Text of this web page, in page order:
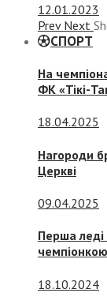
12.01.2023
Prev Next
СПОРТ
На
ФК «Тікі-
18.04.2025
Нагороди
Церкві
09.04.2025
Перша леді
18.10.2024